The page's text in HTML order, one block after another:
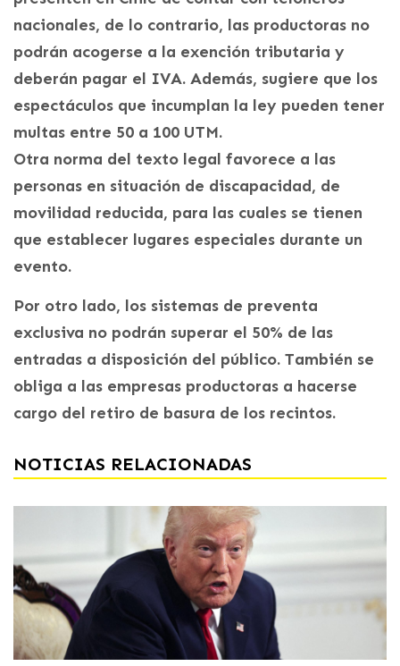
nacionales, de lo contrario, las productoras no
podrán acogerse a la exención tributaria y
deberán pagar el IVA. Además, sugiere que los
espectáculos que incumplan la ley pueden tener
multas entre 50 a 100 UTM.
Otra norma del texto legal favorece a las
personas en situación de discapacidad, de
movilidad reducida, para las cuales se tienen
que establecer lugares especiales durante un
evento.
Por otro lado, los sistemas de preventa
exclusiva no podrán superar el 50% de las
entradas a disposición del público. También se
obliga a las empresas productoras a hacerse
cargo del retiro de basura de los recintos.
NOTICIAS RELACIONADAS